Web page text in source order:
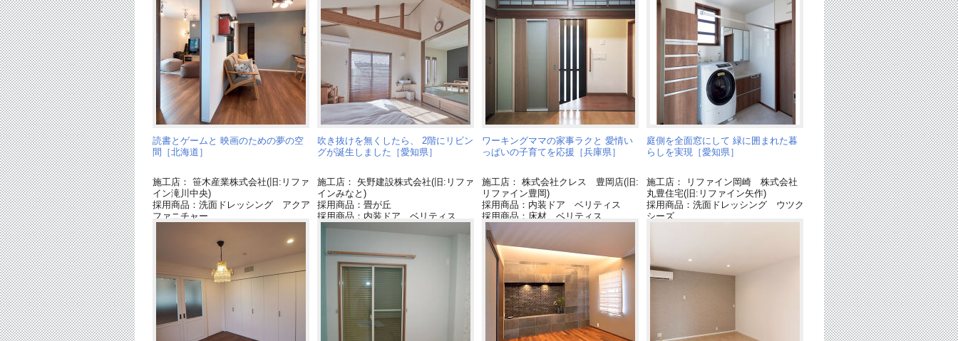
読書とゲームと 映画のための夢の空
間［北海道］
施工店： 笹木産業株式会社(旧:リファ
イン滝川中央)
採用商品：洗面ドレッシング アクア
ファニチャー
採用商品：ベリティス クラフトレー
採用商品：インテリアカウンター
採用商品：LED照明 シーリングライ
吹き抜けを無くしたら、 2階にリビン
グが誕生しました［愛知県］
施工店： 矢野建設株式会社(旧:リファ
インみなと)
採用商品：畳が丘
採用商品：内装ドア ベリティス
採用商品：LED照明 ダウンライト
採用商品：内装ドア・間仕切り ベリ
ティス
ワーキングママの家事ラクと 愛情い
っぱいの子育てを応援［兵庫県］
施工店： 株式会社クレス 豊岡店(旧:
リファイン豊岡)
採用商品：内装ドア ベリティス
採用商品：床材 ベリティス
庭側を全面窓にして 緑に囲まれた暮
らしを実現［愛知県］
施工店： リファイン岡崎 株式会社
丸豊住宅(旧:リファイン矢作)
採用商品：洗面ドレッシング ウツク
シーズ